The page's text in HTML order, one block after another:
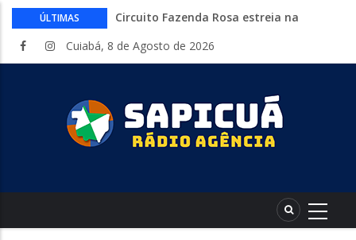
ÚLTIMAS
Circuito Fazenda Rosa estreia na
atividades do agronegócio
sexta-feira
Começa nesta sexta-feira em Cuiabá o
Mato Grosso AgroFestival, com rodeio e
crimes digitais contra menores
CAIXA e iFood facilitam financiamento
Cuiabá, 8 de Agosto de 2026